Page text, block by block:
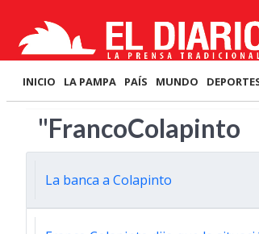
INICIO LA PAMPA PAÍS MUNDO
"FrancoColapinto
La banca a Colapinto